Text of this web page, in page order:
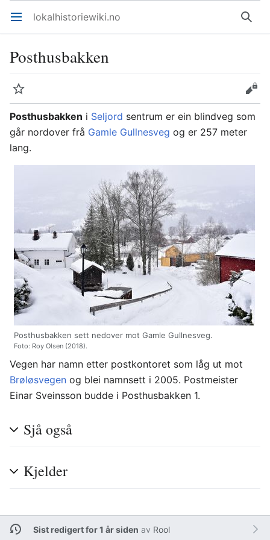
Åpne hovedmenyen lokalhistoriewiki.no Søk
Posthusbakken
Overvåk
Rediger
Posthusbakken i Seljord sentrum er ein blindveg som
går nordover frå Gamle Gullnesveg og er 257 meter
lang.
Posthusbakken sett nedover mot Gamle Gullnesveg.
Foto: Roy Olsen (2018).
Vegen har namn etter postkontoret som låg ut mot
Brøløsvegen og blei namnsett i 2005. Postmeister
Einar Sveinsson budde i Posthusbakken 1.
Sjå også
Kjelder
Sist redigert for 1 år siden av Rool